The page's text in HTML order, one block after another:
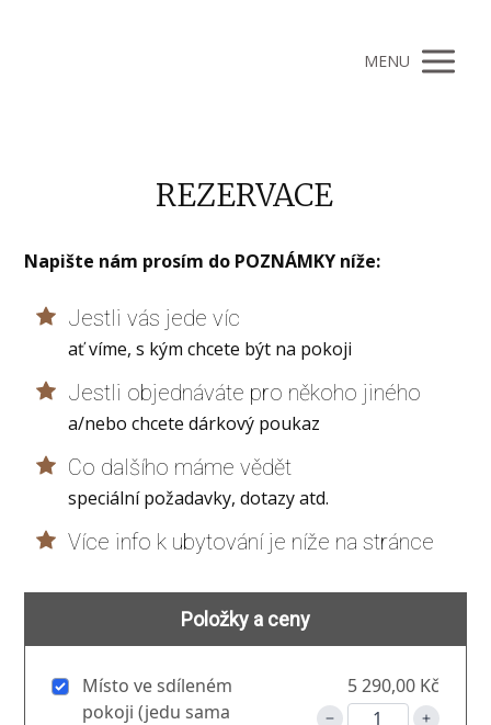
MENU
REZERVACE
Napište nám prosím do POZNÁMKY níže:
Jestli vás jede víc
ať víme, s kým chcete být na pokoji
Jestli objednáváte pro někoho jiného
a/nebo chcete dárkový poukaz
Co dalšího máme vědět
speciální požadavky, dotazy atd.
Více info k ubytování je níže na stránce
Položky a ceny
Místo ve sdíleném
pokoji (jedu sama
5 290,00 Kč